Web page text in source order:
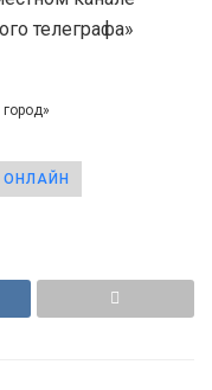
телеграфа»
ОНЛАЙН